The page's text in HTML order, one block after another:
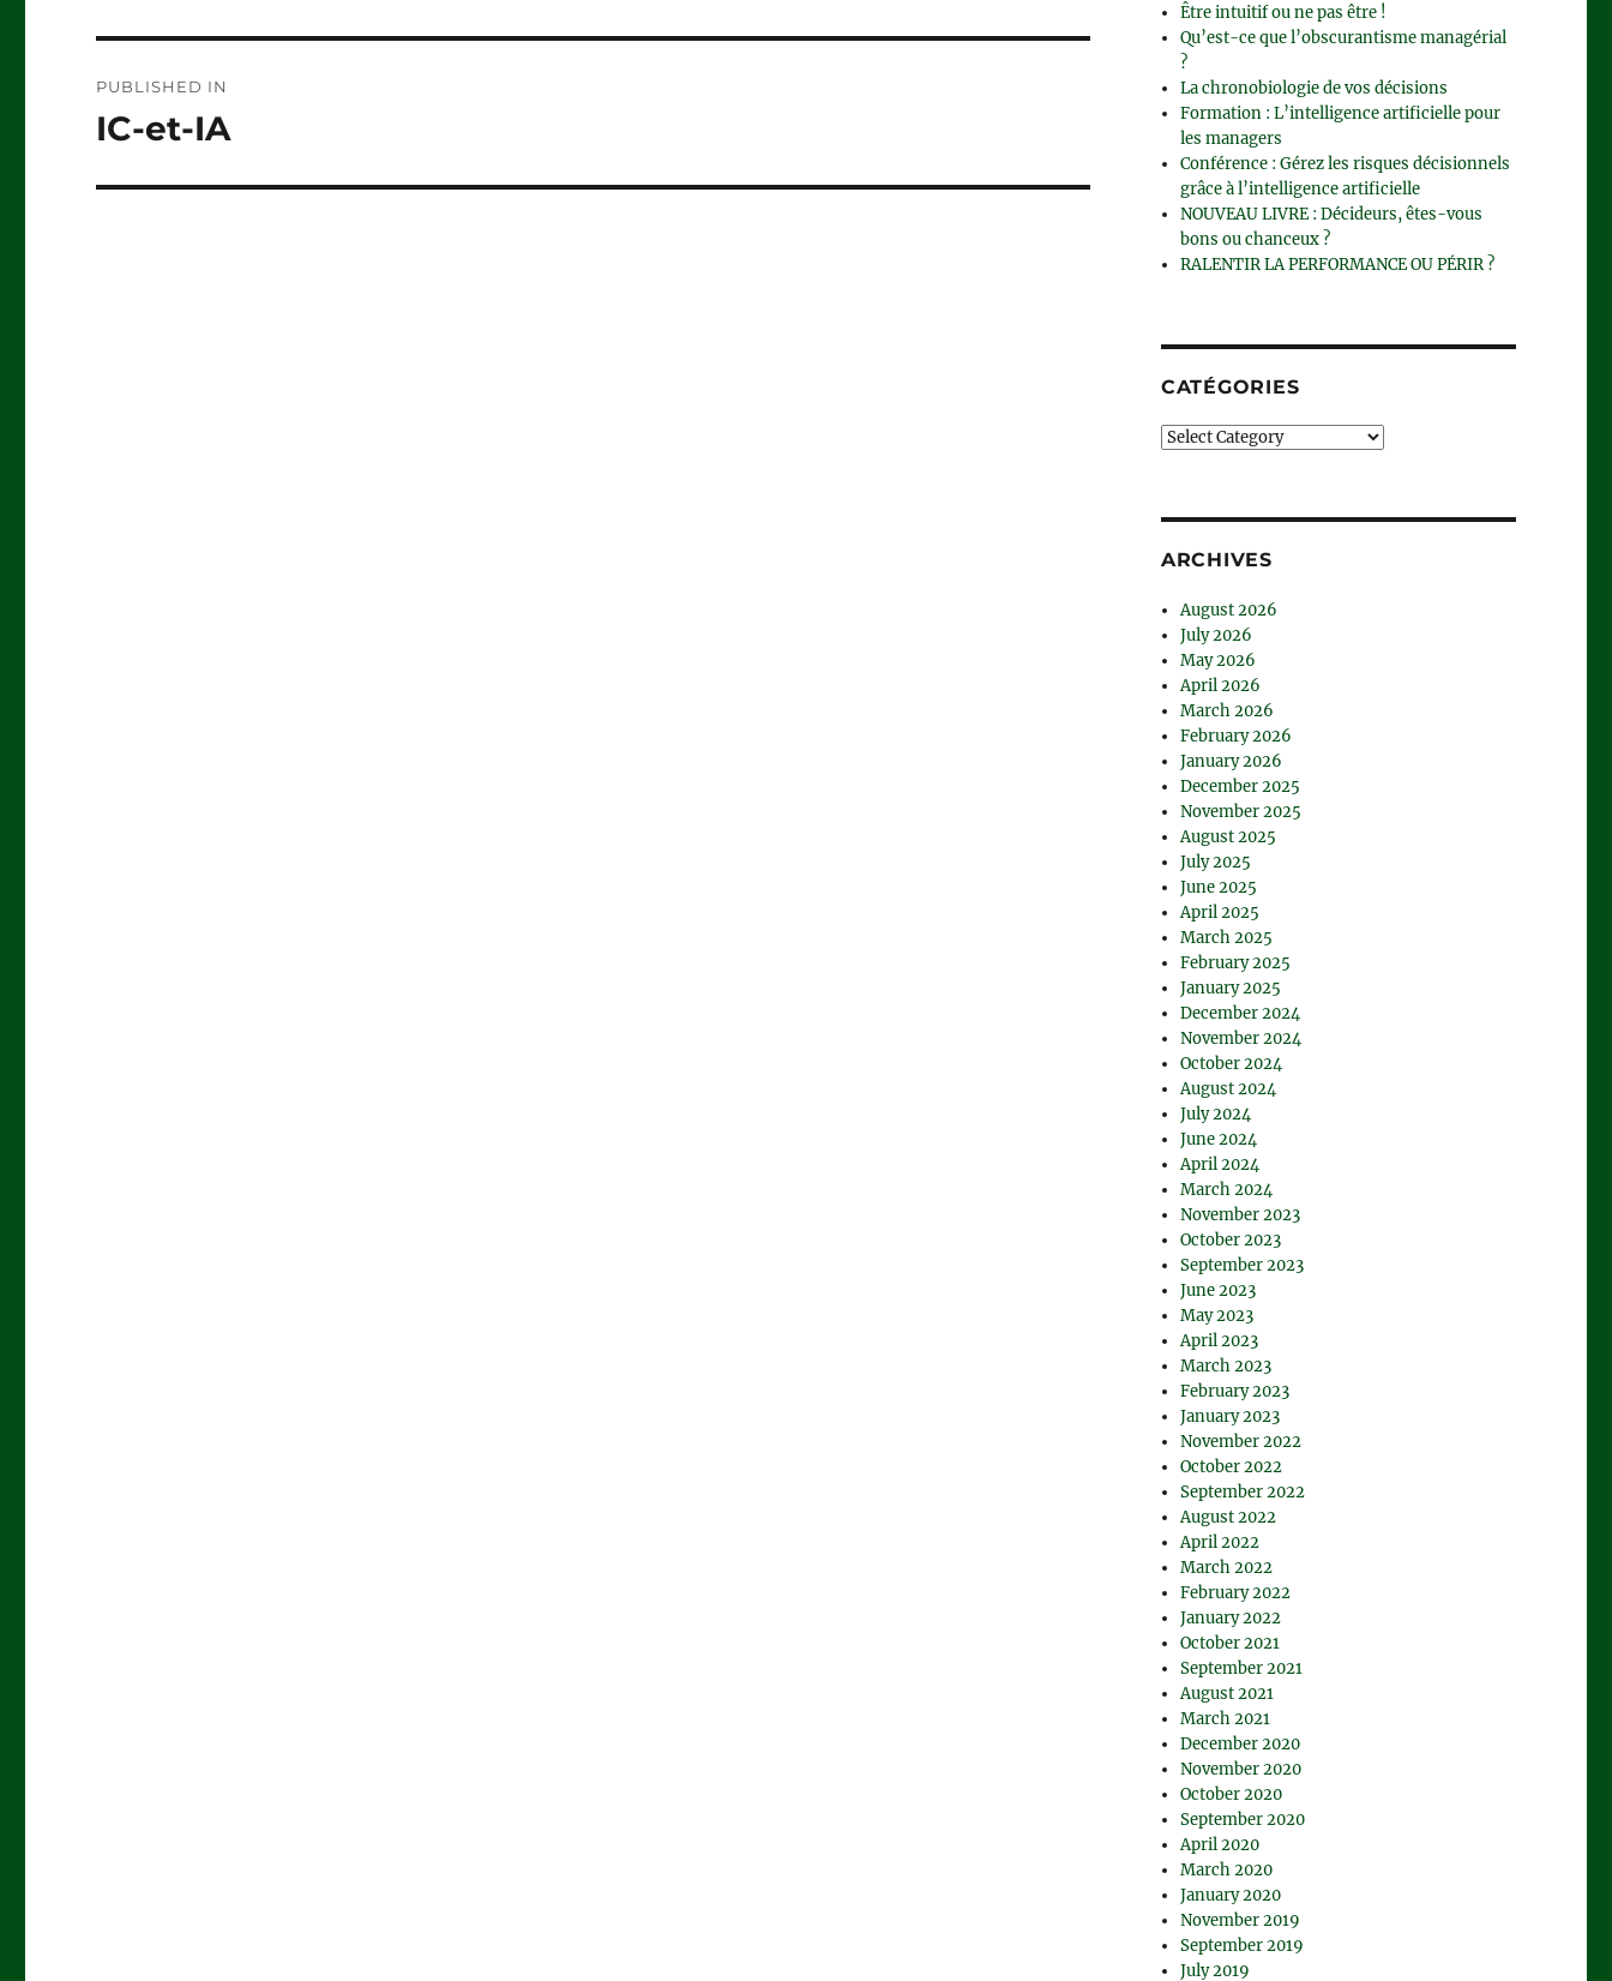
navigation
PUBLISHED IN
IC-et-IA
Être intuitif ou ne pas être !
Qu’est-ce que l’obscurantisme managérial
?
La chronobiologie de vos décisions
Formation : L’intelligence artificielle pour
les managers
Conférence : Gérez les risques décisionnels
grâce à l’intelligence artificielle
NOUVEAU LIVRE : Décideurs, êtes-vous
bons ou chanceux ?
RALENTIR LA PERFORMANCE OU PÉRIR ?
CATÉGORIES
Catégories
ARCHIVES
August 2026
July 2026
May 2026
April 2026
March 2026
February 2026
January 2026
December 2025
November 2025
August 2025
July 2025
June 2025
April 2025
March 2025
February 2025
January 2025
December 2024
November 2024
October 2024
August 2024
July 2024
June 2024
April 2024
March 2024
November 2023
October 2023
September 2023
June 2023
May 2023
April 2023
March 2023
February 2023
January 2023
November 2022
October 2022
September 2022
August 2022
April 2022
March 2022
February 2022
January 2022
October 2021
September 2021
August 2021
March 2021
December 2020
November 2020
October 2020
September 2020
April 2020
March 2020
January 2020
November 2019
September 2019
July 2019